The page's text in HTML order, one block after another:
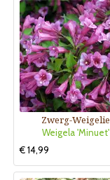
Zwerg-Weigelie
Weigela 'Minuet'
€ 14,99